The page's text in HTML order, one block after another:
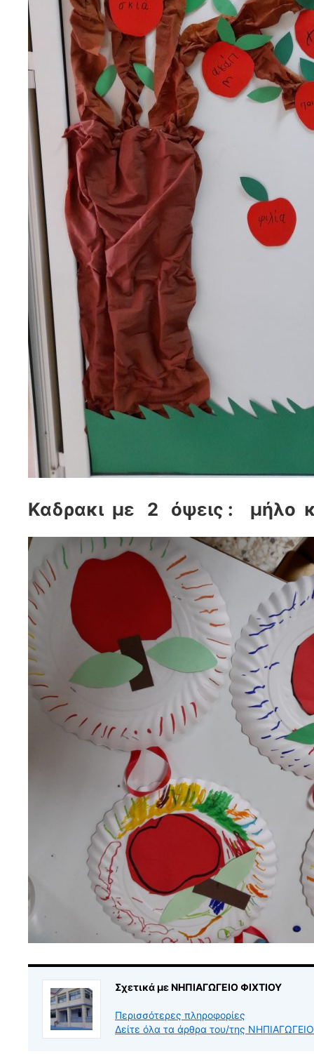
Καδρακι με 2 όψεις : μήλο
Σχετικά με ΝΗΠΙΑΓΩΓΕΙΟ ΦΙΧΤΙΟΥ
Περισσότερες πληροφορίες
Δείτε όλα τα άρθρα του/της